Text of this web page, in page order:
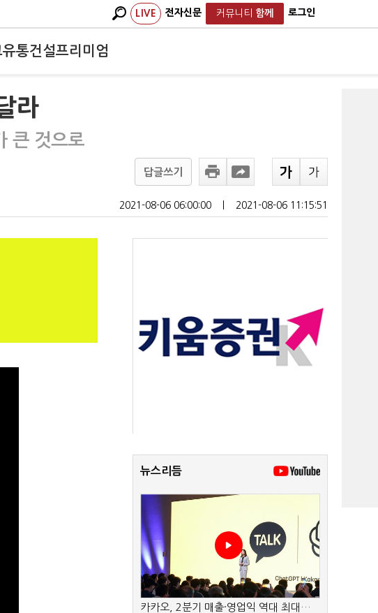
LIVE 전자신문 커뮤니티 함께 로그인
유통건설프리미엄
라
큰 것으로
답글쓰기
2021-08-06 06:00:00 2021-08-06 11:15:51
뉴스리듬
카카오, 2분기 매출·영업익 역대 최대…